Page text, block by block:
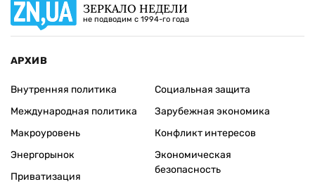
ЗЕРКАЛО НЕДЕЛИ
не подводим с 1994-го года
АРХИВ
Внутренняя политика
Международная политика
Макроуровень
Энергорынок
Приватизация
Социальная защита
Зарубежная экономика
Конфликт интересов
Экономическая
безопасность